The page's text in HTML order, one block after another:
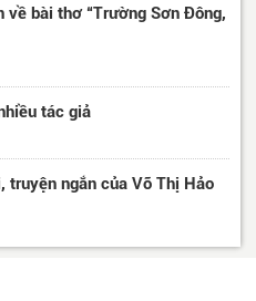
về bài thơ “Trường Sơn Đông,
tác giả
ngắn của Võ Thị Hảo